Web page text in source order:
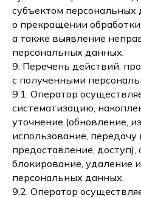
субъектом
о прекращении
а также выявление
персональных данных.
9. Перечень действий,
с полученными
9.1. Оператор
систематизацию,
уточнение (обновление,
использование, передачу
предоставление, доступ),
блокирование, удаление
персональных данных.
9.2. Оператор